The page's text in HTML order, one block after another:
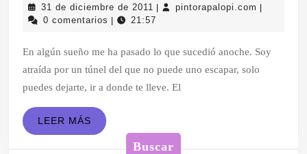
del
31 de diciembre de 2011 31
de
2011
| pintorapalopi.com |
0 comentarios | 21:57
En algún sueño me ha pasado lo que sucedió anoche. Soy
atraída por un túnel del que no puede uno escapar, solo
puedes dejarte, ir a donde te lleve. El
LEER MÁS LEER
MÁS
Buscar